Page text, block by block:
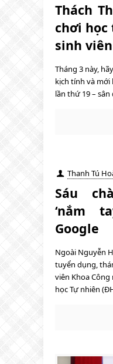
Thách
chơi học
sinh
Tháng 3 này,
kịch tính và mới
lần thứ 19 –
Thanh Tú
Sáu
‘nắm
Google
Ngoài Nguyễn
tuyển dụng,
viên Khoa
học Tự nhiên